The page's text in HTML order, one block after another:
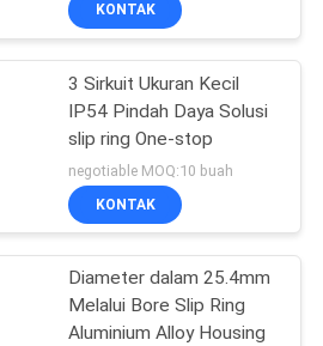
Terpisah
Pancake
KONTAK
3 Sirkuit Ukuran Kecil
IP54 Pindah Daya Solusi
slip ring One-stop
negotiable MOQ:10 buah
KONTAK
Diameter dalam 25.4mm
Melalui Bore Slip Ring
Aluminium Alloy Housing